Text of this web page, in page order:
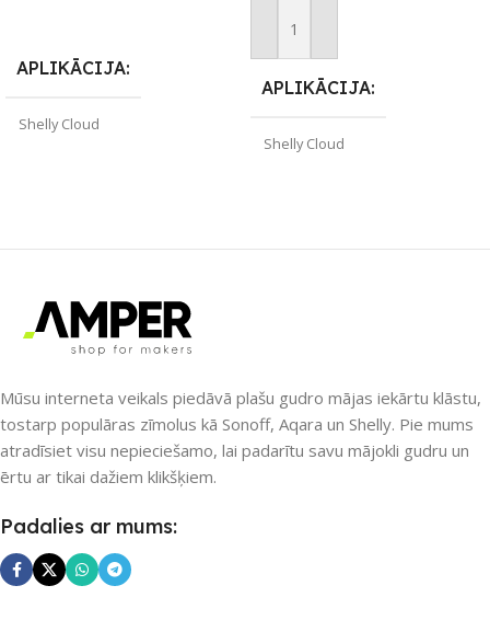
APLIKĀCIJA
Shelly Cloud
PIEEJAMS UZREIZ Jā
UZREIZ PIEEJAMAIS
SKAITS
1
Pievienot Grozam
APLIKĀCIJA
Shelly Cloud
2
Mūsu interneta veikals piedāvā plašu gudro mājas iekārtu klāstu,
tostarp populāras zīmolus kā Sonoff, Aqara un Shelly. Pie mums
atradīsiet visu nepieciešamo, lai padarītu savu mājokli gudru un
ērtu ar tikai dažiem klikšķiem.
Padalies ar mums: